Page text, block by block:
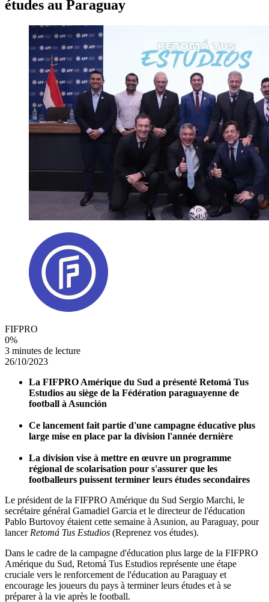
études au Paraguay
FIFPRO
0%
3 minutes de lecture
26/10/2023
La FIFPRO Amérique du Sud a présenté Retomá Tus
Estudios au siège de la Fédération paraguayenne de
football à Asunción
Ce lancement fait partie d'une campagne éducative plus
large mise en place par la division l'année dernière
La division vise à mettre en œuvre un programme
régional de scolarisation pour s'assurer que les
footballeurs puissent terminer leurs études secondaires
Le président de la FIFPRO Amérique du Sud Sergio Marchi, le
secrétaire général Gamadiel Garcia et le directeur de l'éducation
Pablo Burtovoy étaient cette semaine à Asunion, au Paraguay, pour
lancer Retomá Tus Estudios (Reprenez vos études).
Dans le cadre de la campagne d'éducation plus large de la FIFPRO
Amérique du Sud, Retomá Tus Estudios représente une étape
cruciale vers le renforcement de l'éducation au Paraguay et
encourage les joueurs du pays à terminer leurs études et à se
préparer à la vie après le football.